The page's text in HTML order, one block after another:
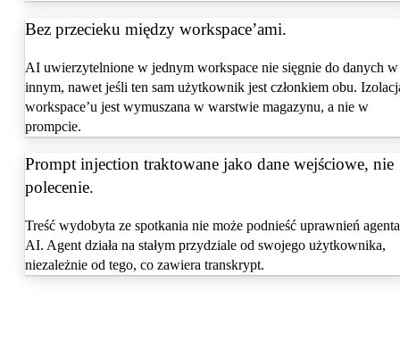
Bez przecieku między workspace’ami.
AI uwierzytelnione w jednym workspace nie sięgnie do danych w
innym, nawet jeśli ten sam użytkownik jest członkiem obu.
workspace’u jest wymuszana w warstwie magazynu, a nie w
prompcie.
Prompt injection traktowane jako dane wejściowe, nie
polecenie.
Treść wydobyta ze spotkania nie może podnieść uprawnień agenta
AI. Agent działa na stałym przydziale od swojego użytkownika,
niezależnie od tego, co zawiera transkrypt.